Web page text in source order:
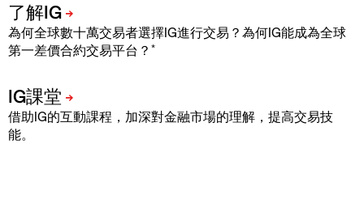
為何全球數十萬交易者選擇IG進行交易？為何IG能成為全球
第一差價合約交易平台？ *
借助IG的互動課程，加深對金融市場的理解，提高交易技
能。